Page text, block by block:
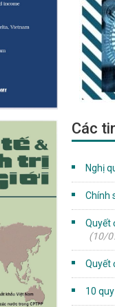
Các
Nghị
Chính
Quyết
(10/
Quyết
10